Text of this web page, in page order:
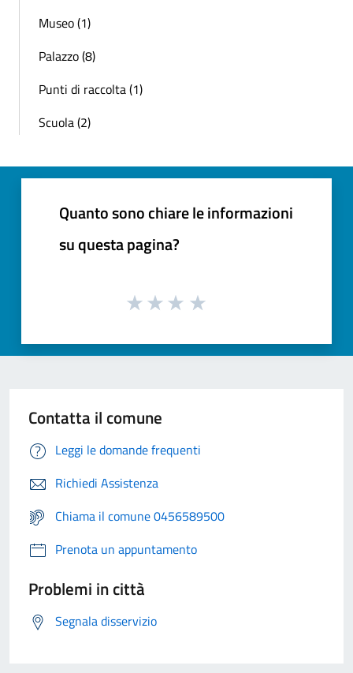
Museo (1)
Palazzo (8)
Punti di raccolta (1)
Scuola (2)
Quanto sono chiare le informazioni
su questa pagina?
Contatta il comune
Leggi le domande frequenti
Richiedi Assistenza
Chiama il comune 0456589500
Prenota un appuntamento
Problemi in città
Segnala disservizio